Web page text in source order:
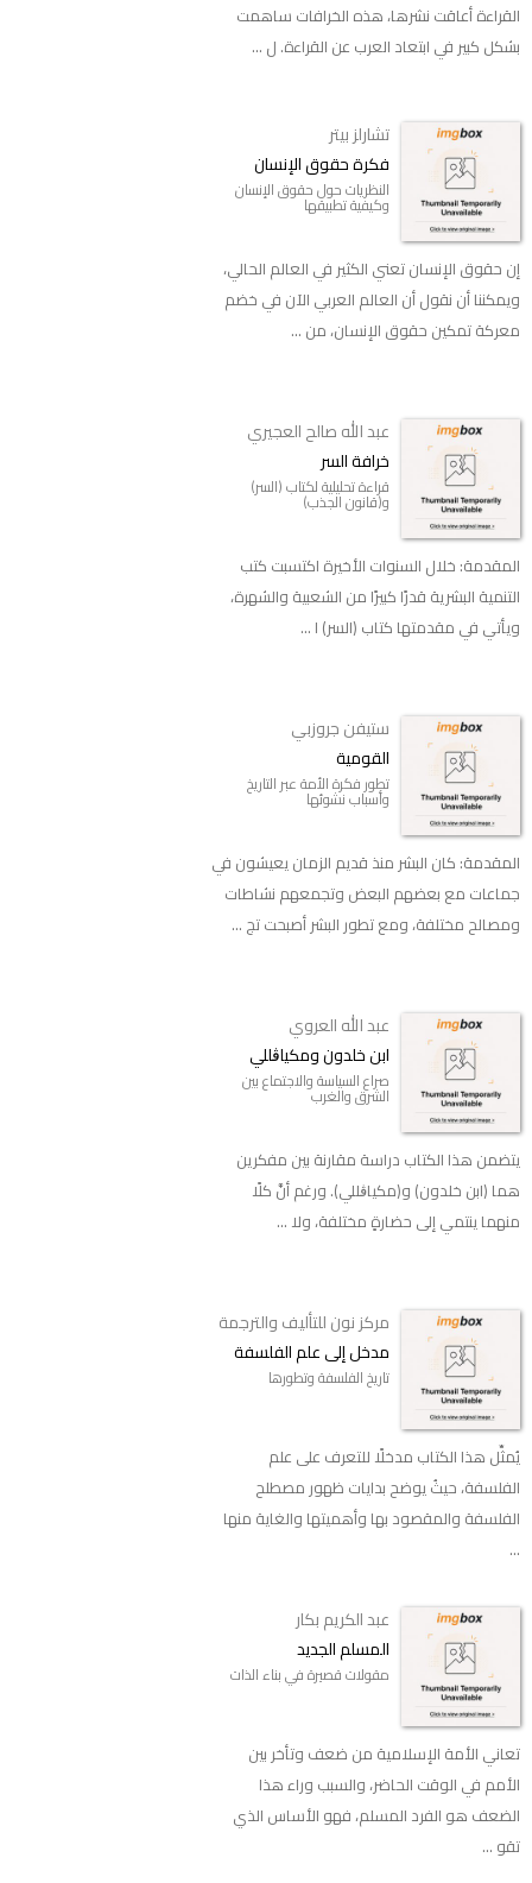
القراءة أعاقت نشرها، هذه الخرافات ساهمت
بشكل كبير في ابتعاد العرب عن القراءة. ل ...
تشارلز بيتر
فكرة حقوق الإنسان
النظريات حول حقوق الإنسان
وكيفية تطبيقها
إن حقوق الإنسان تعني الكثير في العالم الحالي،
ويمكننا أن نقول أن العالم العربي الآن في خضم
معركة تمكين حقوق الإنسان، من ...
عبد الله صالح العجيري
خرافة السر
قراءة تحليلية لكتاب (السر)
و(قانون الجذب)
المقدمة: خلال السنوات الأخيرة اكتسبت كتب
التنمية البشرية قدرًا كبيرًا من الشعبية والشهرة،
ويأتي في مقدمتها كتاب (السر) ا ...
ستيفن جروزبي
القومية
تطور فكرة الأمة عبر التاريخ
وأسباب نشوئها
المقدمة: كان البشر منذ قديم الزمان يعيشون في
جماعات مع بعضهم البعض وتجمعهم نشاطات
ومصالح مختلفة، ومع تطور البشر أصبحت تج ...
عبد الله العروي
ابن خلدون ومكياڨللي
صراع السياسة والاجتماع بين
الشرق والغرب
يتضمن هذا الكتاب دراسة مقارنة بين مفكرين
هما (ابن خلدون) و(مكياڨللي). ورغم أنَّ كلًا
منهما ينتمي إلى حضارةٍ مختلفة، ولا ...
مركز نون للتأليف والترجمة
مدخل إلى علم الفلسفة
تاريخ الفلسفة وتطورها
يُمثِّل هذا الكتاب مدخلًا للتعرف على علم
الفلسفة، حيثُ يوضح بدايات ظهور مصطلح
الفلسفة والمقصود بها وأهميتها والغاية منها
...
عبد الكريم بكار
المسلم الجديد
مقولات قصيرة في بناء الذات
تعاني الأمة الإسلامية من ضعف وتأخر بين
الأمم في الوقت الحاضر، والسبب وراء هذا
الضعف هو الفرد المسلم، فهو الأساس الذي
تقو ...